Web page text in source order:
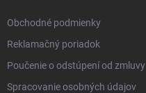
Obchodné podmienky
Reklamačný poriadok
Poučenie o odstúpení od zmluvy
Spracovanie osobných údajov